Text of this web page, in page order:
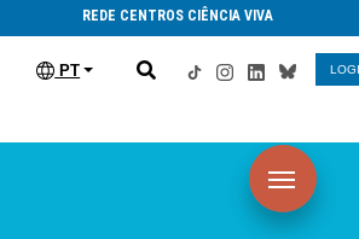
REDE CENTROS CIÊNCIA VIVA
PT